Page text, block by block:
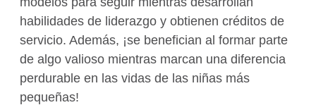
habilidades de liderazgo y obtienen créditos de
servicio. Además, ¡se benefician al formar parte
de algo valioso mientras marcan una diferencia
perdurable en las vidas de las niñas más
pequeñas!